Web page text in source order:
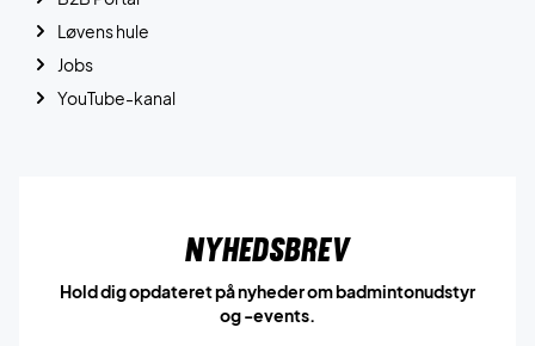
Løvens hule
Jobs
YouTube-kanal
Nyhedsbrev
Hold dig opdateret på nyheder om badmintonudstyr
og -events.